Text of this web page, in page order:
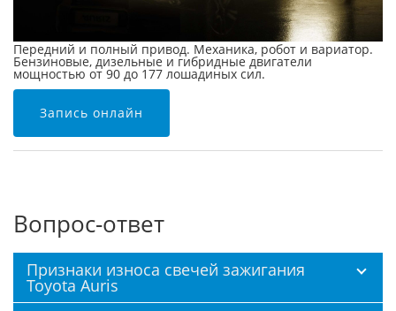
Передний и полный привод. Механика, робот и вариатор.
Бензиновые, дизельные и гибридные двигатели
мощностью от 90 до 177 лошадиных сил.
Запись онлайн
Вопрос-ответ
Признаки износа свечей зажигания
Toyota Auris